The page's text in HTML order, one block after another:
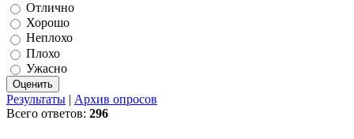
Отлично
Хорошо
Неплохо
Плохо
Ужасно
Результаты | Архив опросов
Всего ответов: 296